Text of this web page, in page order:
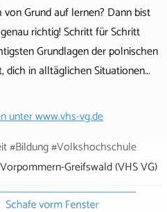
Grund auf lernen? Dann bist
richtig! Schritt für Schritt
Grundlagen der polnischen
dich in alltäglichen Situationen…
unterwww.vhs-vg.de
#Bildung #Volkshochschule
Greifswald (VHS VG)